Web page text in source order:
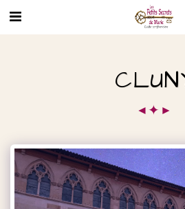
◄✦ ►